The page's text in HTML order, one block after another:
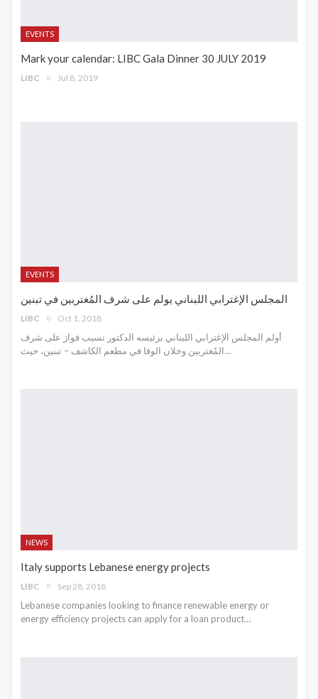
EVENTS
Mark your calendar: LIBC Gala Dinner 30 JULY 2019
LIBC Jul 8, 2019
EVENTS
المجلس الإغترابي اللبناني يولم على شرف المُغتربين في تبنين
LIBC Oct 1, 2018
أولم المجلس الإغترابي اللبناني برئيسه الدكتور نسيب فواز على شرف
المُغتربين وخلان الوفا في مطعم الكاشف – تبنين، حيث…
NEWS
Italy supports Lebanese energy projects
LIBC Sep 28, 2018
Lebanese companies looking to finance renewable energy or
energy efficiency projects can apply for a loan product…